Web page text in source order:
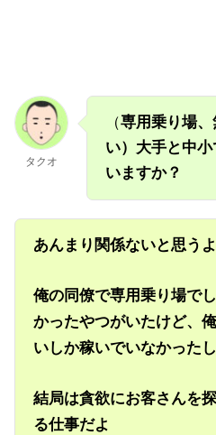
タクオ
（専用乗り場
い）大手と中
いますか？
あんまり関係ないと思うよ
俺の同僚で専用乗り場で
かったやつがいたけど、
いしか稼いでいなかった
結局は貪欲にお客さんを
る仕事だよ